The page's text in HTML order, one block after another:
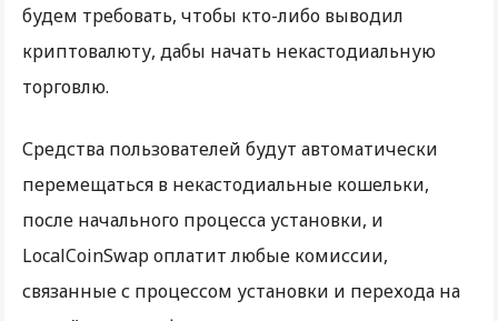
будем требовать, чтобы кто-либо выводил
криптовалюту, дабы начать некастодиальную
торговлю.
Средства пользователей будут автоматически
перемещаться в некастодиальные кошельки,
после начального процесса установки, и
LocalCoinSwap оплатит любые комиссии,
связанные с процессом установки и перехода на